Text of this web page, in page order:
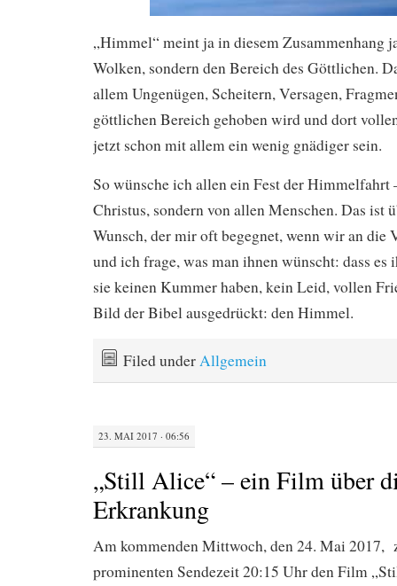
„Himmel“ meint ja in diesem Zusammenhang
Wolken, sondern den Bereich des Göttlichen.
allem Ungenügen, Scheitern, Versagen,
göttlichen Bereich gehoben wird und dort
jetzt schon mit allem ein wenig gnädiger sein.
So wünsche ich allen ein Fest der Himmelfahrt
Christus, sondern von allen Menschen. Das ist
Wunsch, der mir oft begegnet, wenn wir an die
und ich frage, was man ihnen wünscht: dass es
sie keinen Kummer haben, kein Leid, vollen
Bild der Bibel ausgedrückt: den Himmel.
Filed underAllgemein
23. MAI 2017 · 06:56
„Still Alice“ – ein Film über
Erkrankung
Am kommenden Mittwoch, den 24. Mai 2017,
prominenten Sendezeit 20:15 Uhr den Film